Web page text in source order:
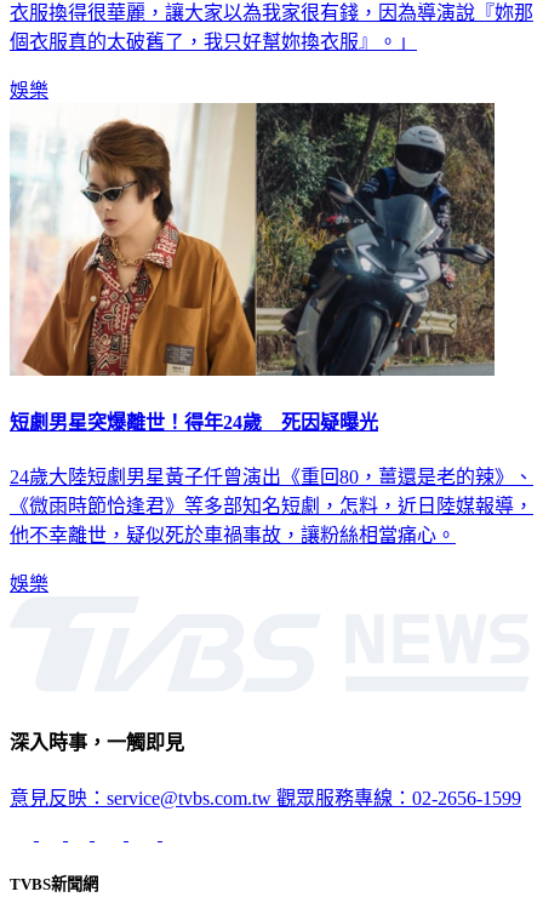
衣服換得很華麗，讓大家以為我家很有錢，因為導演說『妳那
個衣服真的太破舊了，我只好幫妳換衣服』。」
娛樂
短劇男星突爆離世！得年24歲 死因疑曝光
24歲大陸短劇男星黃子仟曾演出《重回80，薑還是老的辣》、
《微雨時節恰逢君》等多部知名短劇，怎料，近日陸媒報導，
他不幸離世，疑似死於車禍事故，讓粉絲相當痛心。
娛樂
深入時事，一觸即見
意見反映：service@tvbs.com.tw 觀眾服務專線：02-2656-1599
TVBS新聞網